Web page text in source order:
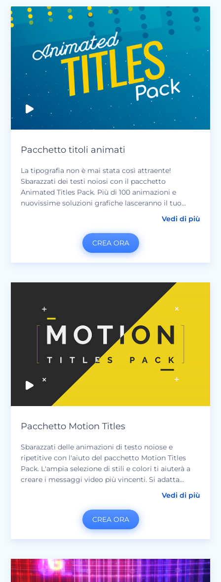
Pacchetto titoli animati
La tipografia non è mai stata così attraente!
Sbarazzati dei testi noiosi con il pacchetto
Animated Titles Pack. Più di 100 animazioni e
nuovissime soluzioni grafiche lasceranno il tuo
pubblico a bocca aperta. Digita semplicemente il
tuo testo, personalizza i colori, aggiungi una traccia
musicale perfetta e il tuo bellissimo video
tipografico è pronto!
Vedi di più
CREA ORA
Pacchetto Motion Titles
Sbarazzati delle animazioni di testo noiose e
ripetitive con l'aiuto del pacchetto Motion Titles
Pack. L'ampia selezione di stili e colori ti aiuterà a
creare i messaggi video più vincenti. Si adatta
perfettamente a presentazioni, presentazioni
aziendali, presentazioni di diapositive, spot televisivi
e molto altro. Aggiungi il tuo testo, scegli lo stile e
completa la scena con una delle nostre tracce
musicali di alta qualità. Stupisci il tuo pubblico con
Vedi di più
CREA ORA